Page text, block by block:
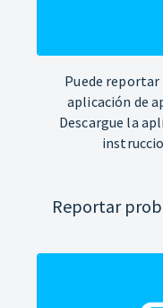
Puede reportar
aplicación de
Descargue la
Reportar